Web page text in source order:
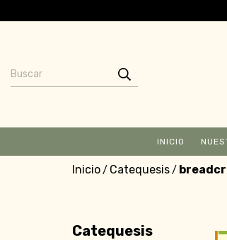
INICIO
Inicio/ Catequesis/
Catequesis